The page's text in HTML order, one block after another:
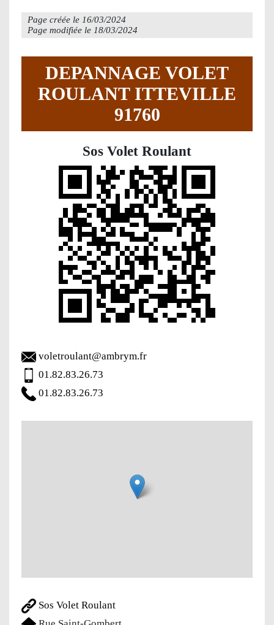
Page créée le 16/03/2024
Page modifiée le 18/03/2024
DEPANNAGE VOLET
ROULANT ITTEVILLE
91760
Sos Volet Roulant
voletroulant@ambrym.fr
01.82.83.26.73
01.82.83.26.73
Sos Volet Roulant